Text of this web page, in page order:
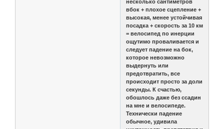
несколько сантиметров
вбок + плохое сцепление +
высокая, менее устойчивая
посадка + скорость за 10 км
= велосипед по инерции
ощутимо проваливается и
следует падение на бок,
которое невозможно
выдернуть или
предотвратить, все
происходит просто за доли
секунды. К счастью,
обошлось даже без ссадин
на мне и велосипеде.
Технически падение
обычное, удивила